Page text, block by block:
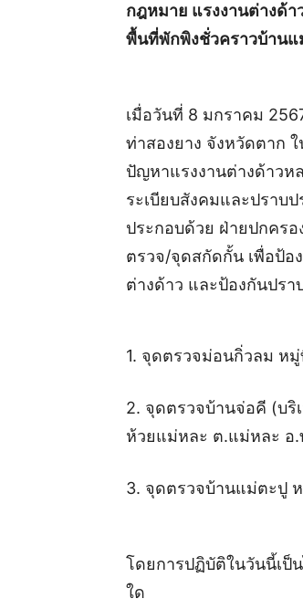
กฎหมาย แรงงานต่างด้
พื้นที่พักพิงชั่วคราวบ้านแ
เมื่อวันที่ 8 มกราคม
ท่าสองยาง จังหวัดตาก
ปัญหาแรงงานต่างด้าวห
ระเบียบ​สังคม​และ​ปราบ
ประกอบด้วย ฝ่ายปกคร
ตรวจ/จุดสกัดกั้น เพื่อป้อ
ต่างด้าว และป้องกันปร
1. จุดตรวจม่อนกิ่วลม ห
2. จุดตรวจบ้านจ่อคี (บ
ห้วยแม่หละ ต.แม่หละ อ.
3. จุดตรวจบ้านแม่ตะปู
โดยการปฏิบัติในวันนี้เป็
ใด